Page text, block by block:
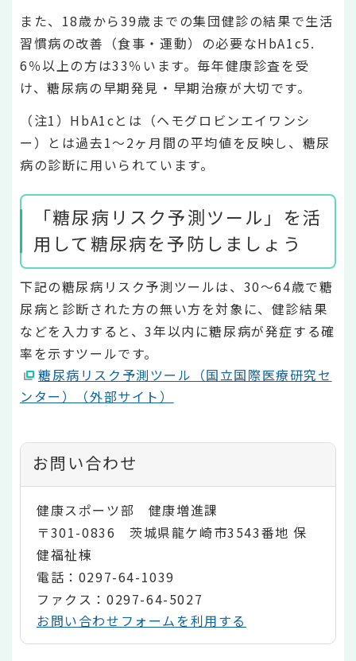
また、18歳から39歳までの集団健診の結果で生活
習慣病の改善（食事・運動）の必要なHbA1c5.
6％以上の方は33％います。毎年健康診査を受
け、糖尿病の早期発見・早期治療が大切です。
（注1）HbA1cとは（ヘモグロビンエイワンシ
ー）とは過去1～2ヶ月間の平均値を反映し、糖尿
病の診断に用いられています。
「糖尿病リスク予測ツール」を活
用して糖尿病を予防しましょう
下記の糖尿病リスク予測ツールは、30～64歳で糖
尿病と診断された方の無い方を対象に、健診結果
などを入力すると、3年以内に糖尿病が発症する確
率を示すツールです。
糖尿病リスク予測ツール（国立国際医療研究セ
ンター）（外部サイト）
お問い合わせ
健康スポーツ部 健康増進課
〒301-0836 茨城県龍ケ崎市3543番地 保
健福祉棟
電話：0297-64-1039
ファクス：0297-64-5027
お問い合わせフォームを利用する